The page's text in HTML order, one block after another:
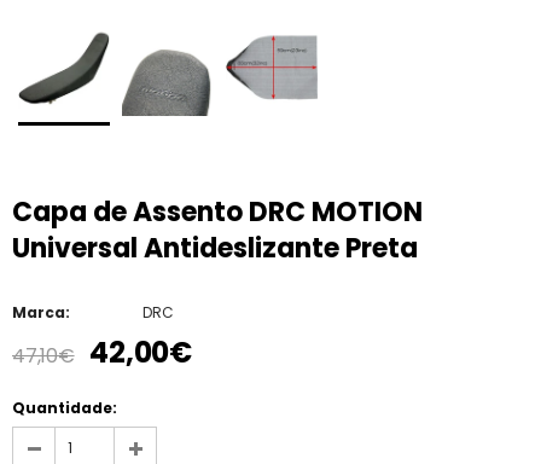
Capa de Assento DRC MOTION
Universal Antideslizante Preta
Marca: DRC
47,10€ 42,00€
Quantidade: